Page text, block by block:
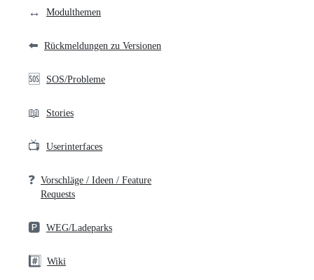
↔️ Modulthemen
⬅️ Rückmeldungen zu Versionen
🆘 SOS/Probleme
📖 Stories
📺 Userinterfaces
❓ Vorschläge / Ideen / Feature
Requests
🅿️ WEG/Ladeparks
#️⃣ Wiki